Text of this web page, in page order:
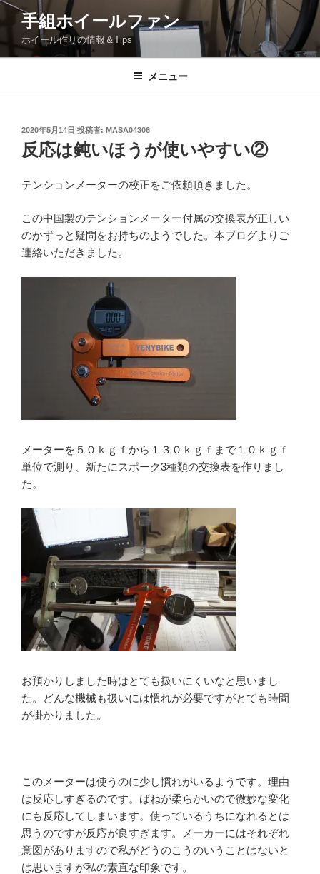
コ
テ
ン
手組ホイールファン
ホイール作りの情報＆Tips
メニュー
投
稿
日:
2020年5月14日 投稿者: MASA04306
反応は鈍いほうが使いやすい②
テンションメーターの校正をご依頼頂きました。
この中国製のテンションメーター付属の交換表が正しい
のかずっと疑問をお持ちのようでした。本ブログよりご
連絡いただきました。
メーターを５０ｋｇｆから１３０ｋｇｆまで１０ｋｇｆ
単位で測り、新たにスポーク3種類の交換表を作りまし
た。
お預かりしました時はとても扱いにくいなと思いまし
た。どんな機械も扱いには慣れが必要ですがとても時間
が掛かりました。
このメーターは使うのに少し慣れがいるようです。理由
は反応しすぎるのです。ばねが柔らかいので微妙な変化
にも反応してしまいます。使っているうちになれるとは
思うのですが反応が良すぎます。メーカーにはそれぞれ
意図がありますので私がどうのこうのいうことはないと
は思いますが私の素直な印象です。